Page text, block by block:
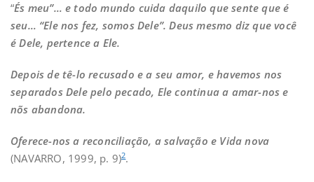
“És meu”… e todo mundo cuida daquilo que sente que é
seu… “Ele nos fez, somos Dele”. Deus mesmo diz que você
é Dele, pertence a Ele.
Depois de tê-lo recusado e a seu amor, e havemos nos
separados Dele pelo pecado, Ele continua a amar-nos e
nõs abandona.
Oferece-nos a reconciliação, a salvação e Vida nova
(NAVARRO, 1999, p. 9)2.